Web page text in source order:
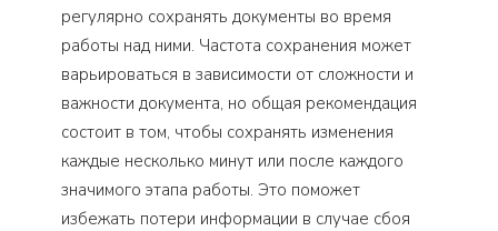
регулярно сохранять документы во время
работы над ними. Частота сохранения может
варьироваться в зависимости от сложности и
важности документа, но общая рекомендация
состоит в том, чтобы сохранять изменения
каждые несколько минут или после каждого
значимого этапа работы. Это поможет
избежать потери информации в случае сбоя